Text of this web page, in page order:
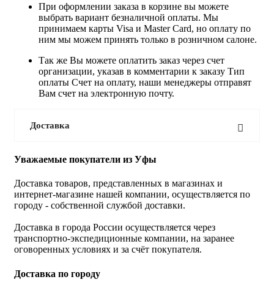
При оформлении заказа в корзине вы можете
выбрать вариант безналичной оплаты. Мы
принимаем карты Visa и Master Card, но оплату по
ним мы можем принять только в розничном салоне.
Так же Вы можете оплатить заказ через счет
организации, указав в комментарии к заказу Тип
оплаты Счет на оплату, наши менеджеры отправят
Вам счет на электронную почту.
Доставка
Уважаемые покупатели из Уфы
Доставка товаров, представленных в магазинах и
интернет-магазине нашей компании, осуществляется по
городу - собственной службой доставки.
Доставка в города России осуществляется через
транспортно-экспедиционные компании, на заранее
оговоренных условиях и за счёт покупателя.
Доставка по городу